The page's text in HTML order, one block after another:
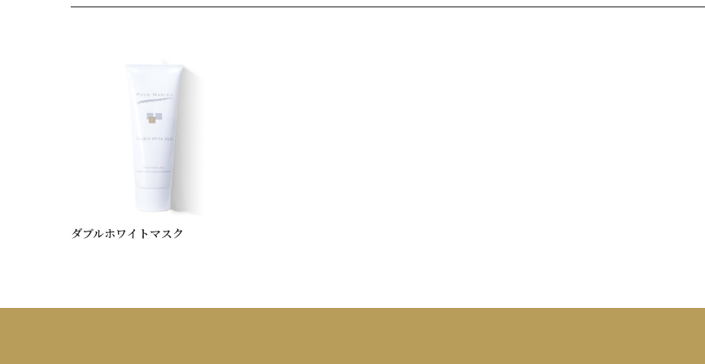
ダブルホワイトマスク